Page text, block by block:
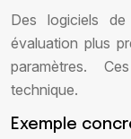
Des logiciels de
évaluation plus
paramètres.
technique.
Exemple